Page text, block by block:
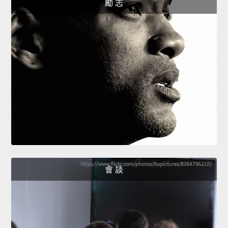
勵 志
會 談